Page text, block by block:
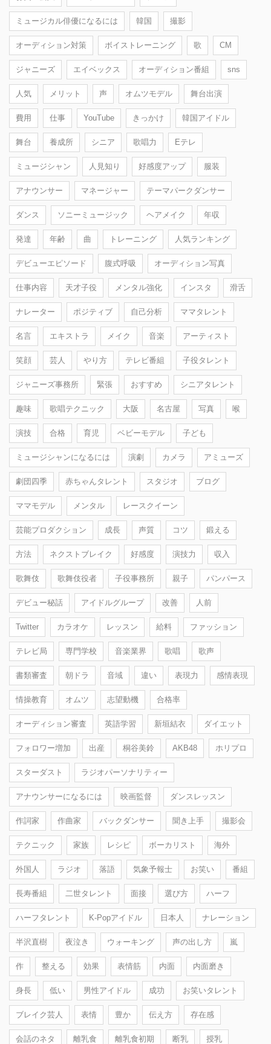
ミュージカル俳優になるには 韓国 撮影
オーディション対策 ボイストレーニング 歌 CM
ジャニーズ エイベックス オーディション番組 sns
人気 メリット 声 オムツモデル 舞台出演
費用 仕事 YouTube きっかけ 韓国アイドル
舞台 養成所 シニア 歌唱力 Eテレ
ミュージシャン 人見知り 好感度アップ 服装
アナウンサー マネージャー テーマパークダンサー
ダンス ソニーミュージック ヘアメイク 年収
発達 年齢 曲 トレーニング 人気ランキング
デビューエピソード 腹式呼吸 オーディション写真
仕事内容 天才子役 メンタル強化 インスタ 滑舌
ナレーター ポジティブ 自己分析 ママタレント
名言 エキストラ メイク 音楽 アーティスト
笑顔 芸人 やり方 テレビ番組 子役タレント
ジャニーズ事務所 緊張 おすすめ シニアタレント
趣味 歌唱テクニック 大阪 名古屋 写真 喉
演技 合格 育児 ベビーモデル 子ども
ミュージシャンになるには 演劇 カメラ アミューズ
劇団四季 赤ちゃんタレント スタジオ ブログ
ママモデル メンタル レースクイーン
芸能プロダクション 成長 声質 コツ 鍛える
方法 ネクストブレイク 好感度 演技力 収入
歌舞伎 歌舞伎役者 子役事務所 親子 パンパース
デビュー秘話 アイドルグループ 改善 人前
Twitter カラオケ レッスン 給料 ファッション
テレビ局 専門学校 音楽業界 歌唱 歌声
書類審査 朝ドラ 音域 違い 表現力 感情表現
情操教育 オムツ 志望動機 合格率
オーディション審査 英語学習 新垣結衣 ダイエット
フォロワー増加 出産 桐谷美鈴 AKB48 ホリプロ
スターダスト ラジオパーソナリティー
アナウンサーになるには 映画監督 ダンスレッスン
作詞家 作曲家 バックダンサー 聞き上手 撮影会
テクニック 家族 レシピ ボーカリスト 海外
外国人 ラジオ 落語 気象予報士 お笑い 番組
長寿番組 二世タレント 面接 選び方 ハーフ
ハーフタレント K-Popアイドル 日本人 ナレーション
半沢直樹 夜泣き ウォーキング 声の出し方 嵐
作 整える 効果 表情筋 内面 内面磨き
身長 低い 男性アイドル 成功 お笑いタレント
ブレイク芸人 表情 豊か 伝え方 存在感
会話のネタ 離乳食 離乳食初期 断乳 授乳